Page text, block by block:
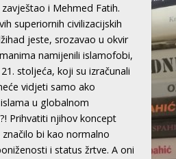
i Mehmed Fatih.
superiornih civilizacijskih
jeste, srozavao u okvir
namijenili islamofobi,
stoljeća, koji su izračunali
vidjeti samo ako
u globalnom
Prihvatiti njihov koncept
bi kao normalno
i status žrtve. A oni